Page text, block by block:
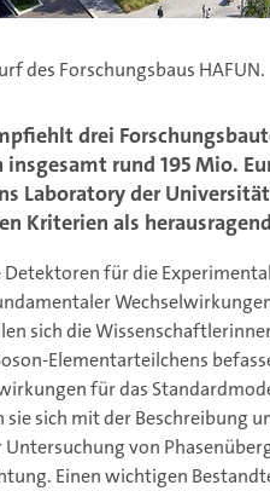
des Forschungsbaus HAFUN.
drei
rund 195 Mio.
Laboratory der
Kriterien als
Detektoren für die
sich die
Elementarteilchens
für das
sich mit der Beschreibung
von
Einen wichtigen